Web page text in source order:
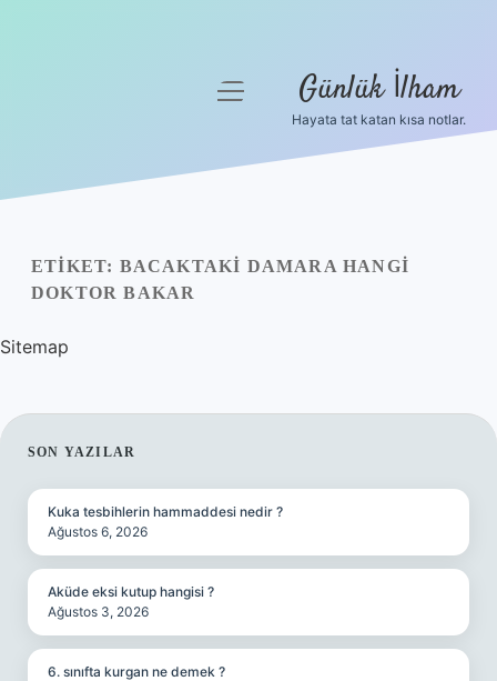
Yasal Uyarı
menüyü
Günlük İlham
Hayata tat katan kısa notlar.
ETIKET: BACAKTAKI DAMARA HANGI
DOKTOR BAKAR
Sitemap
SIDEBAR
SON YAZILAR
Kuka tesbihlerin hammaddesi nedir ?
Ağustos 6, 2026
Aküde eksi kutup hangisi ?
Ağustos 3, 2026
6. sınıfta kurgan ne demek ?